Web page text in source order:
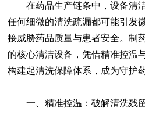
在药品生产链条中，设备清洁
任何细微的清洗疏漏都可能引发
接威胁药品质量与患者安全。制
的核心清洁设备，凭借精准控温
构建起清洗保障体系，成为守护
一、精准控温：破解清洗残